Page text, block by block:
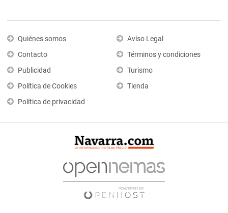
Quiénes somos
Contacto
Publicidad
Política de Cookies
Política de privacidad
Aviso Legal
Términos y condiciones
Turismo
Tienda